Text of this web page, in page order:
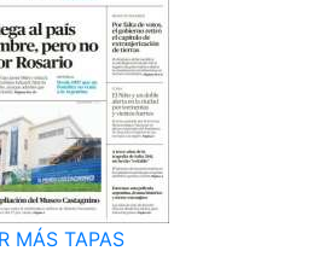
MÁS TAPAS